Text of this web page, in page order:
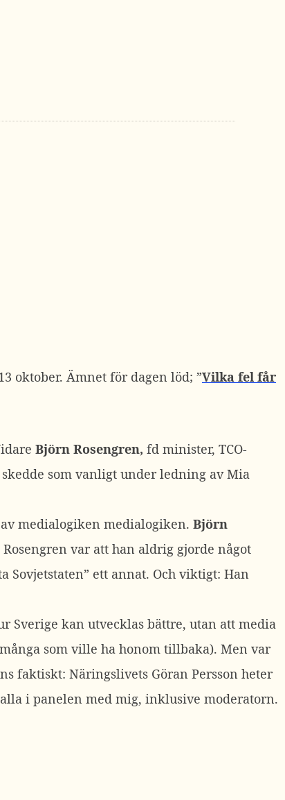
oktober. Ämnet för dagen löd; ”Vilka fel får
Björn Rosengren, fd minister, TCO-
som vanligt under ledning av Mia
medialogiken medialogiken. Björn
var att han aldrig gjorde något
ett annat. Och viktigt: Han
Sverige kan utvecklas bättre, utan att media
som ville ha honom tillbaka). Men var
faktiskt: Näringslivets Göran Persson heter
i panelen med mig, inklusive moderatorn.